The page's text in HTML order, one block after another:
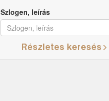
Szlogen, leírás
Részletes keresés